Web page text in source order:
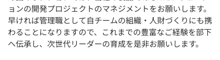
ョンの開発プロジェクトのマネジメントをお願いします。
早ければ管理職として自チームの組織・人財づくりにも携
わることになりますので、これまでの豊富なご経験を部下
へ伝承し、次世代リーダーの育成を是非お願いします。